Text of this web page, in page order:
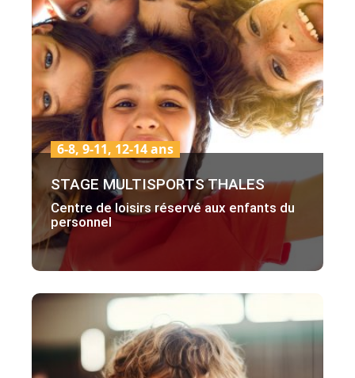
STAGE MULTISPORTS THALES
Centre de loisirs réservé aux enfants du
personnel
6-8, 9-11, 12-14 ans